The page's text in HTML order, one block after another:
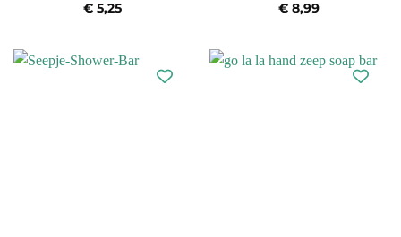
€ 5,25 €8,99